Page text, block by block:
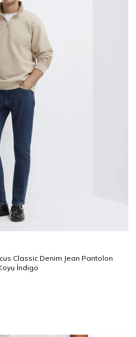
Classic Denim Jean Pantolon
İndigo